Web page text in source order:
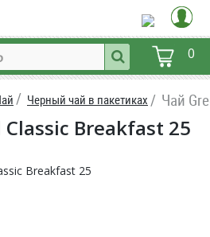
0
Черный чай в пакетиках Чай
Breakfast 25